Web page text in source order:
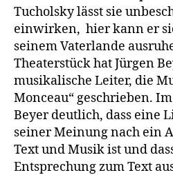
Tucholsky lässt sie
einwirken, hier kann er
seinem Vaterlande
Theaterstück hat Jürgen
musikalische Leiter, die
Monceau“ geschrieben.
Beyer deutlich, dass eine
seiner Meinung nach ein
Text und Musik ist und
Entsprechung zum Text